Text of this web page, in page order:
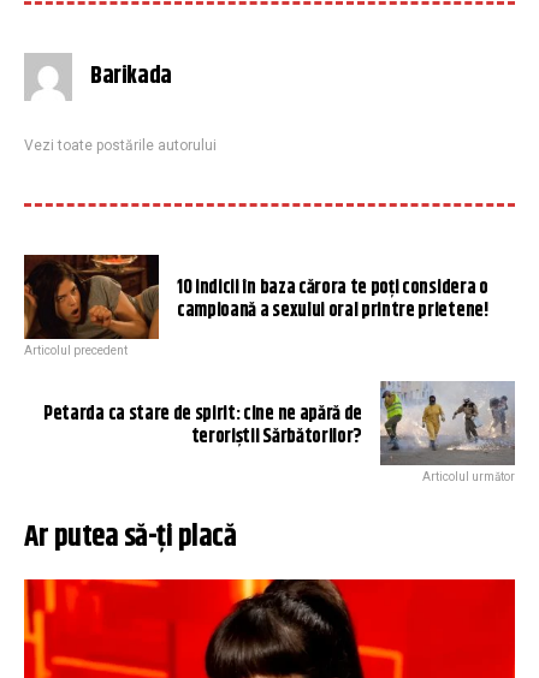
Barikada
Vezi toate postările autorului
10 indicii în baza cărora te poţi considera o
campioană a sexului oral printre prietene!
Articolul precedent
Petarda ca stare de spirit: cine ne apără de
teroriștii Sărbătorilor?
Articolul următor
Ar putea să-ți placă